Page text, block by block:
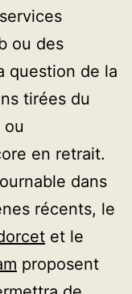
ou des
question de la
tirées du
en retrait.
dans
récents, le
et le
proposent